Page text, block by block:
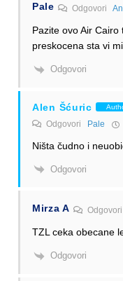
Pale Odgovori
Pazite ovo Air
preskocena sta vi
Odgovori
Alen Šćuric
Odgovori Pale
Ništa čudno i
Odgovori
Mirza A Odgovori
TZL ceka obecane
Odgovori